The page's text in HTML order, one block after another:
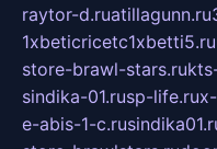
raytor-d.ruatillagunn.ru
1xbeticricetc1xbetti5.ru
store-brawl-stars.ru
sindika-01.rusp-life.ru
e-abis-1-c.ru